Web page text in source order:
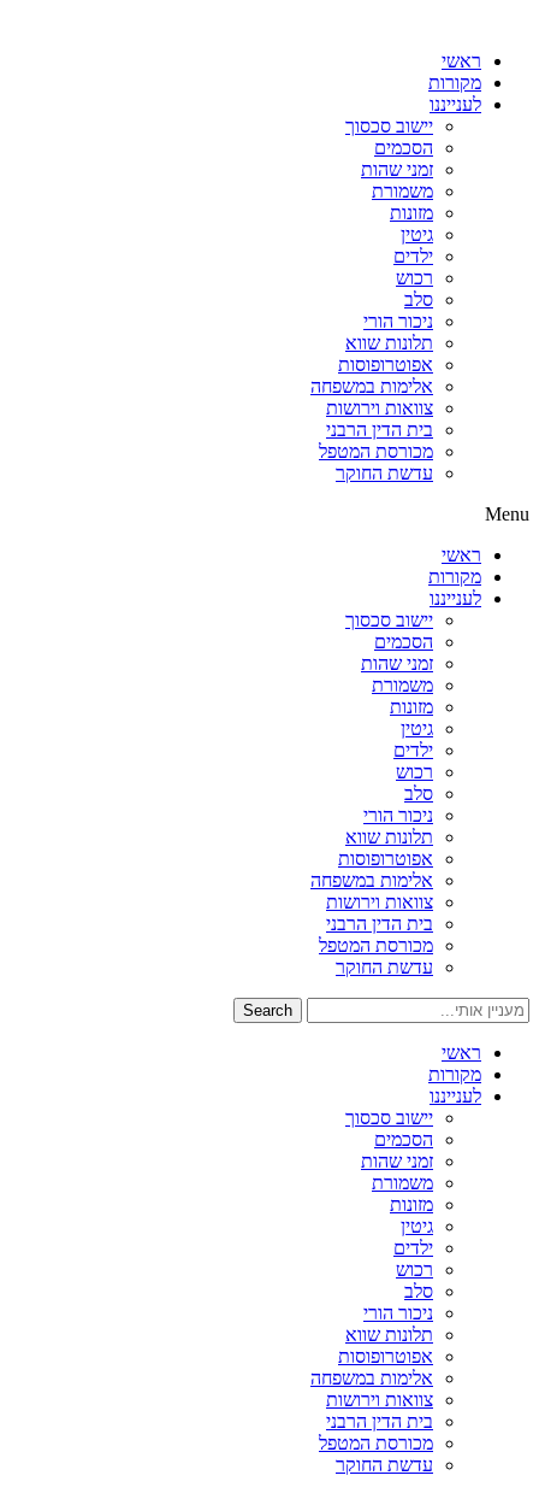
ראשי
מקורות
לענייננו
יישוב סכסוך
הסכמים
זמני שהות
משמורת
מזונות
גיטין
ילדים
רכוש
סלב
ניכור הורי
תלונות שווא
אפוטרופוסות
אלימות במשפחה
צוואות וירושות
בית הדין הרבני
מכורסת המטפל
עדשת החוקר
Menu
ראשי
מקורות
לענייננו
יישוב סכסוך
הסכמים
זמני שהות
משמורת
מזונות
גיטין
ילדים
רכוש
סלב
ניכור הורי
תלונות שווא
אפוטרופוסות
אלימות במשפחה
צוואות וירושות
בית הדין הרבני
מכורסת המטפל
עדשת החוקר
Search
ראשי
מקורות
לענייננו
יישוב סכסוך
הסכמים
זמני שהות
משמורת
מזונות
גיטין
ילדים
רכוש
סלב
ניכור הורי
תלונות שווא
אפוטרופוסות
אלימות במשפחה
צוואות וירושות
בית הדין הרבני
מכורסת המטפל
עדשת החוקר